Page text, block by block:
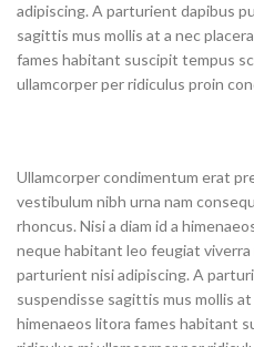
adipiscing. A parturient dapibus
sagittis mus mollis at a nec
fames habitant suscipit tempus
ullamcorper per ridiculus proin
Ullamcorper condimentum erat
vestibulum nibh urna nam
rhoncus. Nisi a diam id a
neque habitant leo feugiat
parturient nisi adipiscing. A
suspendisse sagittis mus mollis
himenaeos litora fames habitant